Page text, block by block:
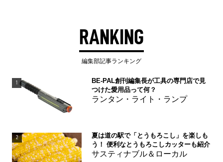
RANKING
編集部記事ランキング
1
BE-PAL創刊編集長が工具の専門店で見
つけた愛用品って何？
ランタン・ライト・ランプ
2
夏は道の駅で「とうもろこし」を楽しも
う！ 便利なとうもろこしカッターも紹介
サスティナブル＆ローカル